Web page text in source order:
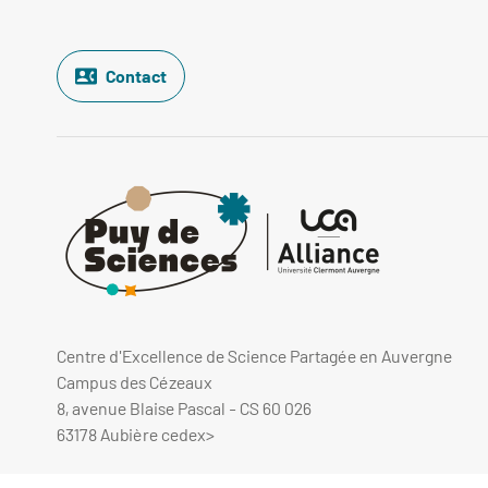
Contact
Centre d'Excellence de Science Partagée en Auvergne
Campus des Cézeaux
8, avenue Blaise Pascal - CS 60 026
63178 Aubière cedex>